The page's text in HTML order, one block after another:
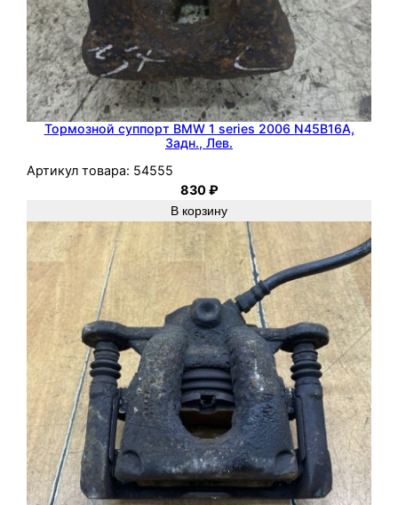
Тормозной суппорт BMW 1 series 2006 N45B16A,
Задн., Лев.
Артикул товара: 54555
830₽
В корзину